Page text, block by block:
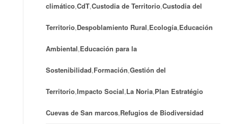
climático,CdT,Custodia de Territorio,Custodia del
Territorio,Despoblamiento Rural,Ecología,Educación
Ambiental,Educación para la
Sostenibilidad,Formación,Gestión del
Territorio,Impacto Social,La Noria,Plan Estratégio
Cuevas de San marcos,Refugios de Biodiversidad